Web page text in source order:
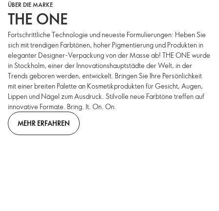
ÜBER DIE MARKE
THE ONE
Fortschrittliche Technologie und neueste Formulierungen: Heben Sie
sich mit trendigen Farbtönen, hoher Pigmentierung und Produkten in
eleganter Designer-Verpackung von der Masse ab! THE ONE wurde
in Stockholm, einer der Innovationshauptstädte der Welt, in der
Trends geboren werden, entwickelt. Bringen Sie Ihre Persönlichkeit
mit einer breiten Palette an Kosmetikprodukten für Gesicht, Augen,
Lippen und Nägel zum Ausdruck. Stilvolle neue Farbtöne treffen auf
innovative Formate. Bring. It. On. On.
MEHR ERFAHREN